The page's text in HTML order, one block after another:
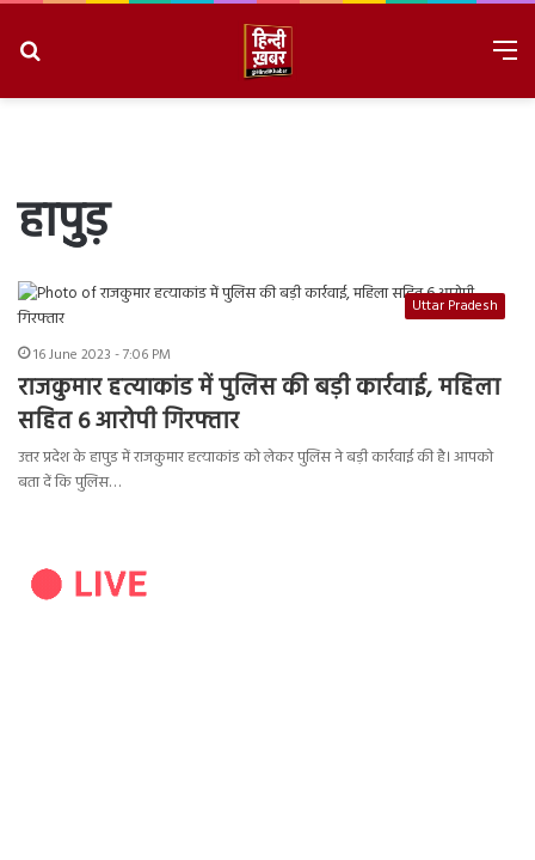
हापुुड़
Uttar Pradesh
16 June 2023 - 7:06 PM
राजकुमार हत्याकांड में पुलिस की बड़ी कार्रवाई, महिला
सहित 6 आरोपी गिरफ्तार
उत्तर प्रदेश के हापुड में राजकुमार हत्याकांड को लेकर पुलिस ने बड़ी कार्रवाई की है। आपको
बता दें कि पुलिस…